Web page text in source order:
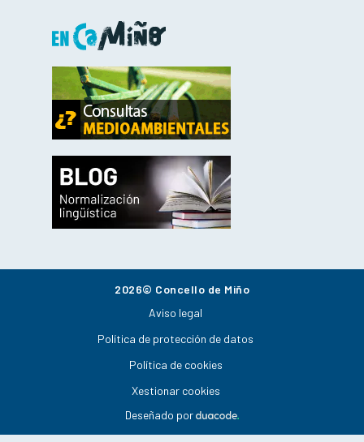
2026© Concello de Miño
Aviso legal
Política de protección de datos
Política de cookies
Xestionar cookies
Deseñado por